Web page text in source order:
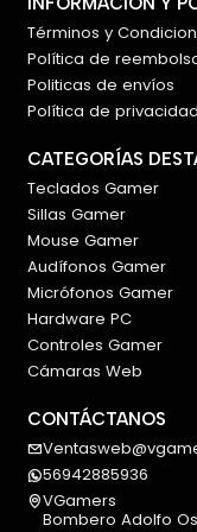
Reasignación
Perfiles
🔋 Batería
La batería
forma inalámbrica
reduciendo la
setup más limpio.
🚀 Características
Teclado
Formato 75%
Switches
Estructura
Capas
Keycaps PBT
Términos y
Política de
Politicas de envíos
Política de privacidad
CATEGORÍAS
Teclados Gamer
Sillas Gamer
Mouse Gamer
Audífonos Gamer
Micrófonos Gamer
Hardware PC
Controles Gamer
Cámaras Web
CONTÁCTANOS
56942885936
VGamers
Bombero Adolfo